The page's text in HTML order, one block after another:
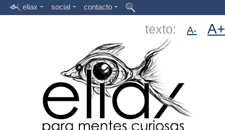
eliax social contacto
texto: A- A+